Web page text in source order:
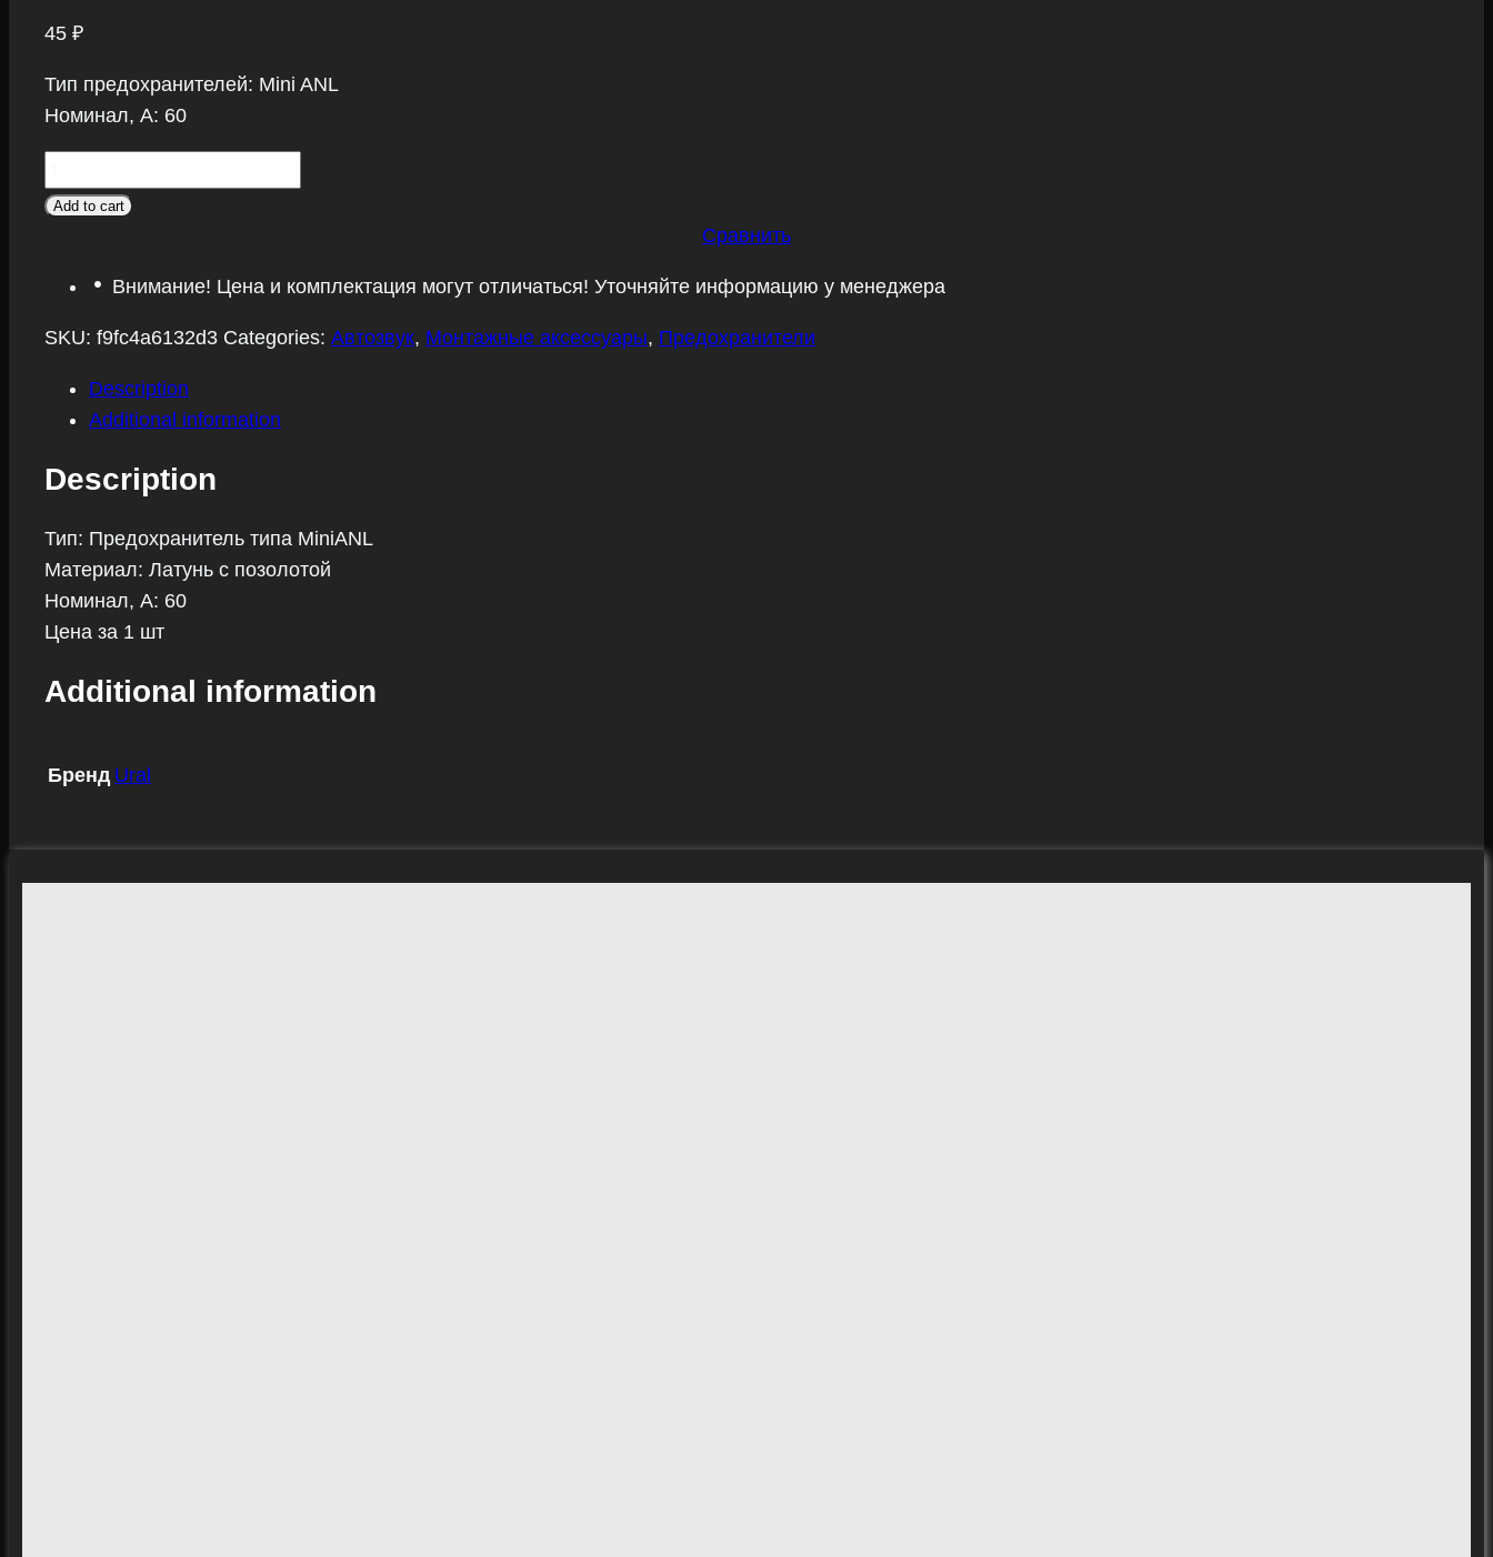
45 ₽
Тип предохранителей: Mini ANL
Номинал, А: 60
Ural
DB60
Add to cart
Сравнить
Внимание! Цена и комплектация могут отличаться! Уточняйте информацию у менеджера
SKU: f9fc4a6132d3 Categories: Автозвук, Монтажные аксессуары, Предохранители
Description
Additional information
Description
Тип: Предохранитель типа MiniANL
Материал: Латунь с позолотой
Номинал, А: 60
Цена за 1 шт
Additional information
Бренд Ural